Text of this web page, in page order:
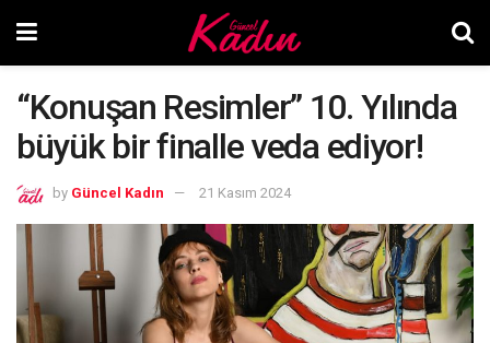
“Konuşan Resimler” 10. Yılında
büyük bir finalle veda ediyor!
by Güncel Kadın 21 Kasım 2024